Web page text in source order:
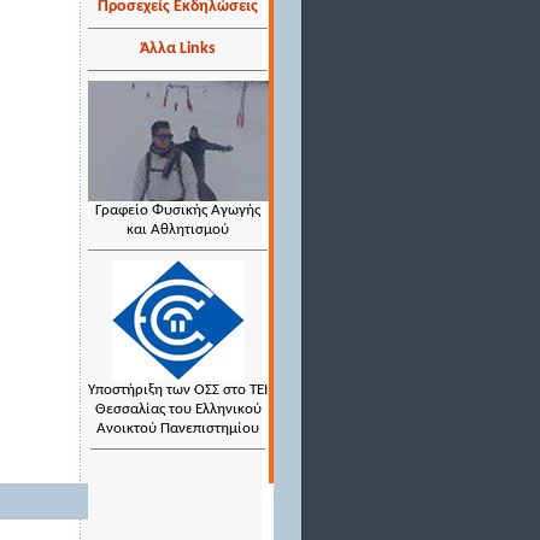
Προσεχείς Εκδηλώσεις
Άλλα Links
Γραφείο Φυσικής Αγωγής
και Αθλητισμού
Υποστήριξη των ΟΣΣ στο ΤΕΙ
Θεσσαλίας του Ελληνικού
Ανοικτού Πανεπιστημίου